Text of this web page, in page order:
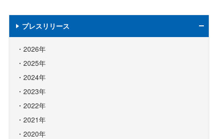
プレスリリース
2026年
2025年
2024年
2023年
2022年
2021年
2020年